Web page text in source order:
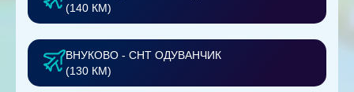
(140 КМ)
ВНУКОВО - СНТ ОДУВАНЧИК
(130 КМ)